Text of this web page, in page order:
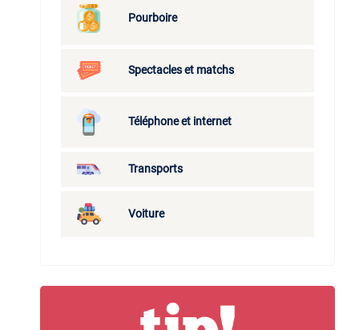
Pourboire
Spectacles et matchs
Téléphone et internet
Transports
Voiture